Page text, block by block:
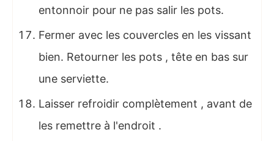
entonnoir pour ne pas salir les pots.
Fermer avec les couvercles en les vissant
bien. Retourner les pots , tête en bas sur
une serviette.
Laisser refroidir complètement , avant de
les remettre à l'endroit .